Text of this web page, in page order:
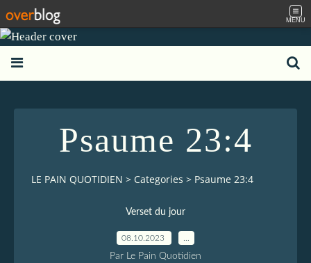
MENU
Psaume 23:4
LE PAIN QUOTIDIEN > Categories > Psaume 23:4
Verset du jour
08.10.2023
Par Le Pain Quotidien